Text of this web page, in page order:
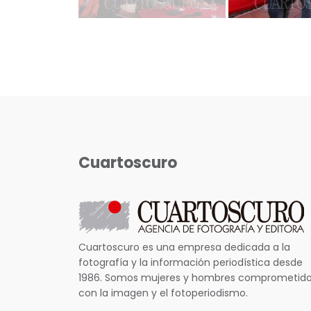
Cuartoscuro
Cuartoscuro es una empresa dedicada a la
fotografía y la información periodística desde
1986. Somos mujeres y hombres
con la imagen y el fotoperiodismo.